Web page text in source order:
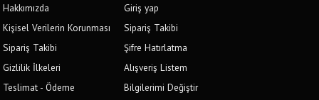
Hakkımızda
Kişisel Verilerin Korunması
Sipariş Takibi
Gizlilik İlkeleri
Teslimat - Ödeme
Giriş yap
Sipariş Takibi
Şifre Hatırlatma
Alışveriş Listem
Bilgilerimi Değiştir